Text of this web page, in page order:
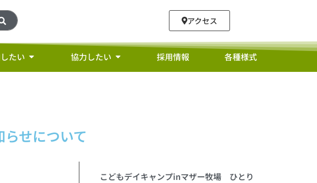
アクセス
たい 協力したい 採用情報 各種様式
せについて
こどもデイキャンプinマザー牧場 ひとり